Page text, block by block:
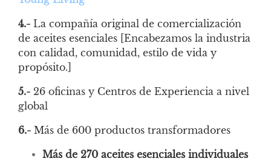
4.- La compañía original de comercialización
de aceites esenciales [Encabezamos la industria
con calidad, comunidad, estilo de vida y
propósito.]
5.- 26 oficinas y Centros de Experiencia a nivel
global
6.- Más de 600 productos transformadores
Más de 270 aceites esenciales individuales